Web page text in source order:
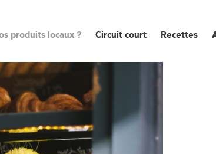
produits locaux ? Circuit court Recettes